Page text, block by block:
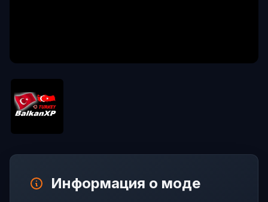
Информация о моде